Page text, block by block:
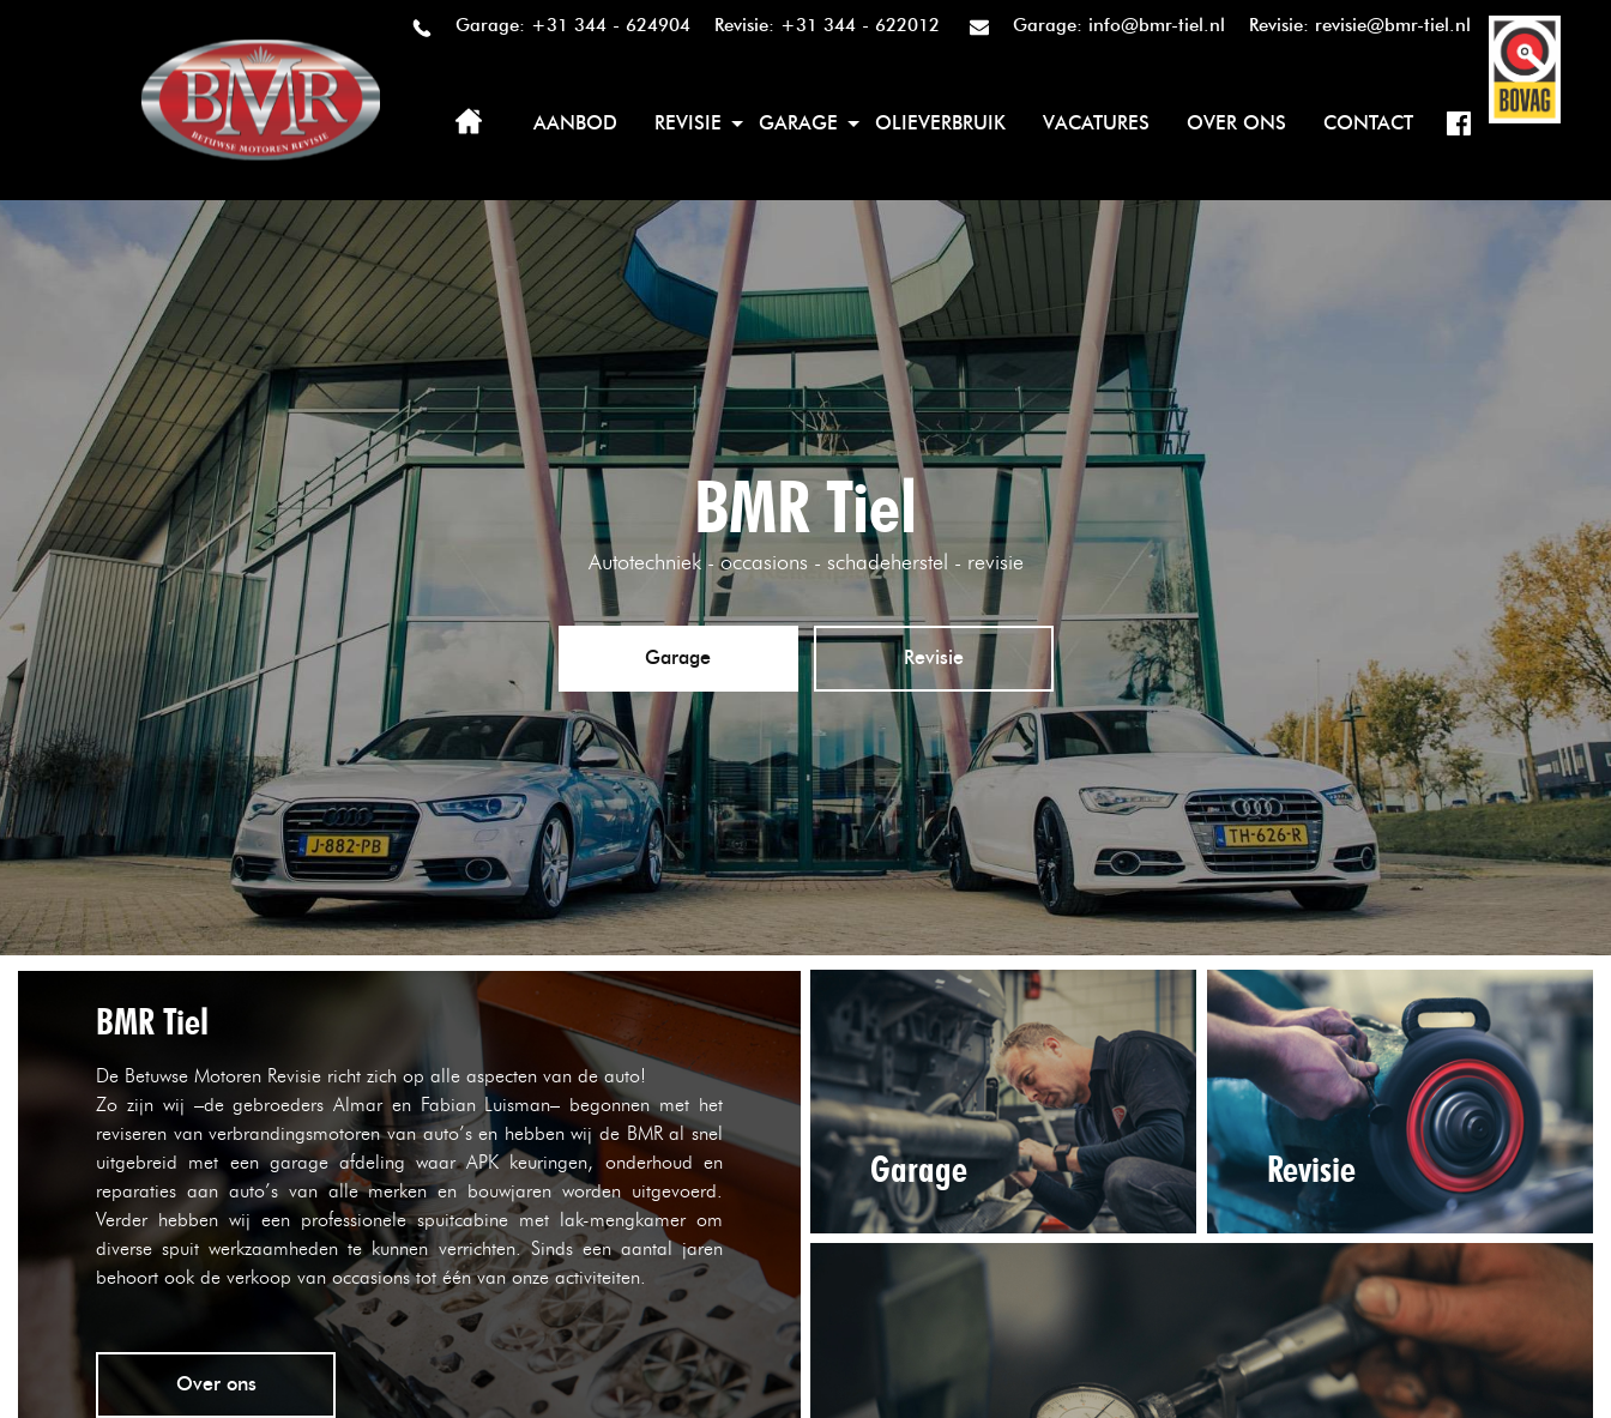
Garage: +31 344 - 624904 Revisie: +31 344 - 622012 Garage: info@bmr-tiel.nl Revisie: revisie@bmr-tiel.nl
AANBOD REVISIE GARAGE OLIEVERBRUIK VACATURES OVER ONS CONTACT
BMR Tiel
Autotechniek - occasions - schadeherstel - revisie
Garage Revisie
BMR Tiel
De Betuwse Motoren Revisie richt zich op alle aspecten van de auto!
Zo zijn wij –de gebroeders Almar en Fabian Luisman– begonnen met het
reviseren van verbrandingsmotoren van auto’s en hebben wij de BMR al snel
uitgebreid met een garage afdeling waar APK keuringen, onderhoud en
reparaties aan auto’s van alle merken en bouwjaren worden uitgevoerd.
Verder hebben wij een professionele spuitcabine met lak-mengkamer om
diverse spuit werkzaamheden te kunnen verrichten. Sinds een aantal jaren
behoort ook de verkoop van occasions tot één van onze activiteiten.
Over ons
Garage Revisie